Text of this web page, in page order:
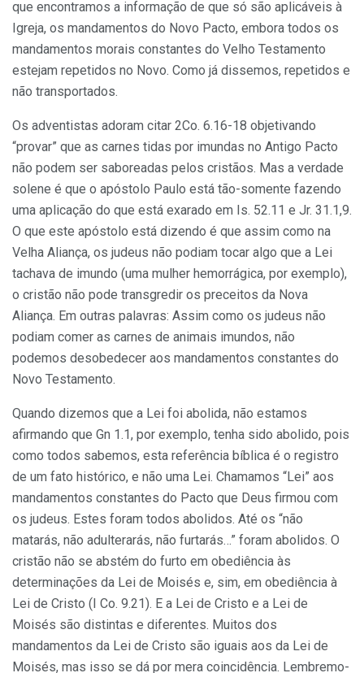
que encontramos a informação de que só são aplicáveis à
Igreja, os mandamentos do Novo Pacto, embora todos os
mandamentos morais constantes do Velho Testamento
estejam repetidos no Novo. Como já dissemos, repetidos e
não transportados.
Os adventistas adoram citar 2Co. 6.16-18 objetivando
“provar” que as carnes tidas por imundas no Antigo Pacto
não podem ser saboreadas pelos cristãos. Mas a verdade
solene é que o apóstolo Paulo está tão-somente fazendo
uma aplicação do que está exarado em Is. 52.11 e Jr. 31.1,9.
O que este apóstolo está dizendo é que assim como na
Velha Aliança, os judeus não podiam tocar algo que a Lei
tachava de imundo (uma mulher hemorrágica, por exemplo),
o cristão não pode transgredir os preceitos da Nova
Aliança. Em outras palavras: Assim como os judeus não
podiam comer as carnes de animais imundos, não
podemos desobedecer aos mandamentos constantes do
Novo Testamento.
Quando dizemos que a Lei foi abolida, não estamos
afirmando que Gn 1.1, por exemplo, tenha sido abolido, pois
como todos sabemos, esta referência bíblica é o registro
de um fato histórico, e não uma Lei. Chamamos “Lei” aos
mandamentos constantes do Pacto que Deus firmou com
os judeus. Estes foram todos abolidos. Até os “não
matarás, não adulterarás, não furtarás…” foram abolidos. O
cristão não se abstém do furto em obediência às
determinações da Lei de Moisés e, sim, em obediência à
Lei de Cristo (I Co. 9.21). E a Lei de Cristo e a Lei de
Moisés são distintas e diferentes. Muitos dos
mandamentos da Lei de Cristo são iguais aos da Lei de
Moisés, mas isso se dá por mera coincidência. Lembremo-